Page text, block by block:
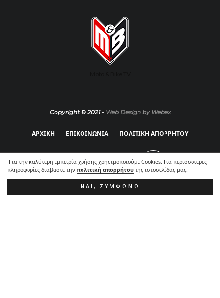
Για την καλύτερη εμπειρία χρήσης χρησιμοποιούμε Cookies. Για περισσότερες
πληροφορίες διαβάστε την πολιτική απορρήτου της ιστοσελίδας μας.
ΝΑΙ, ΣΥΜΦΩΝΏ
Copyright © 2021 - Web Design by Webex
ΑΡΧΙΚΗ ΕΠΙΚΟΙΝΩΝΙΑ ΠΟΛΙΤΙΚΗ ΑΠΟΡΡΗΤΟΥ